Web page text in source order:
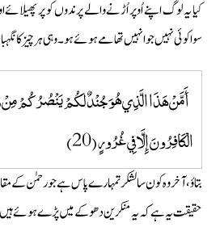
کیا یہ لوگ اپنے اُوپر اُڑنے والے پرندوں کو پر
سوا کوئی نہیں جو انہیں تھامے ہوئے ہو۔ وہی ہر چیز کا
أَمَّنْ هَذَا الَّذِي هُوَ جُنْدٌ لَكُمْ يَنْصُرُكُمْ
الْكَافِرُونَ إِلَّا فِي غُرُورٍ (20)
بتاوٴ، آخر وہ کون سا لشکر تمہارے پاس ہے جو رحمٰن کے
حقیقت یہ ہے کہ یہ منکرین دھوکے میں پڑے ہوئے